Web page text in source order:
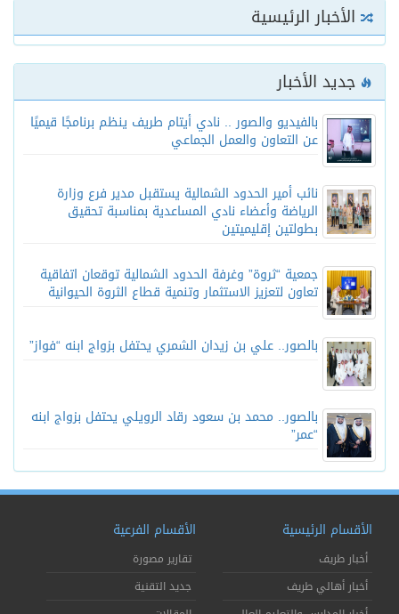
الأخبار الرئيسية
جديد الأخبار
بالفيديو والصور .. نادي أيتام طريف ينظم برنامجًا قيميًا
عن التعاون والعمل الجماعي
نائب أمير الحدود الشمالية يستقبل مدير فرع وزارة
الرياضة وأعضاء نادي المساعدية بمناسبة تحقيق
بطولتين إقليميتين
جمعية “ثروة” وغرفة الحدود الشمالية توقعان اتفاقية
تعاون لتعزيز الاستثمار وتنمية قطاع الثروة الحيوانية
بالصور.. علي بن زيدان الشمري يحتفل بزواج ابنه “فواز”
بالصور.. محمد بن سعود رقاد الرويلي يحتفل بزواج ابنه
“عمر”
الأقسام الرئيسية
أخبار طريف
أخبار أهالي طريف
الأقسام الفرعية
تقارير مصورة
جديد التقنية